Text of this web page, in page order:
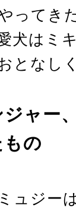
ってき
犬はミ
となし
ジャー
の
ュジー